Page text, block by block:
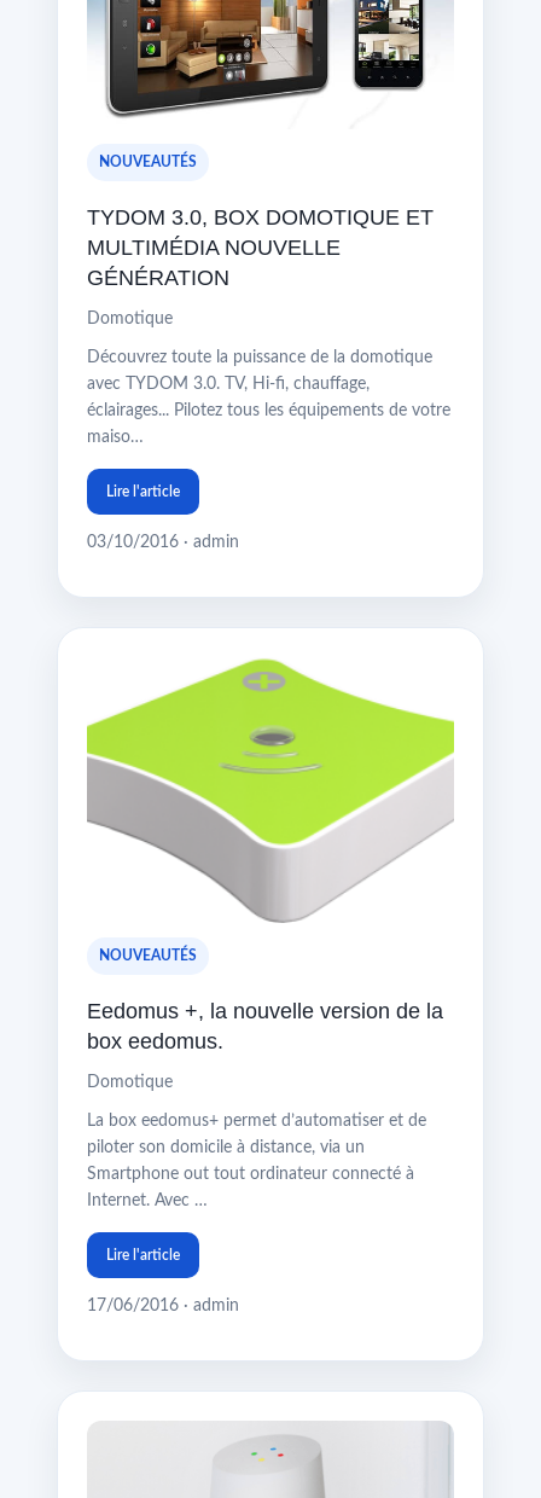
NOUVEAUTÉS
TYDOM 3.0, BOX DOMOTIQUE ET
MULTIMÉDIA NOUVELLE
GÉNÉRATION
Domotique
Découvrez toute la puissance de la domotique
avec TYDOM 3.0. TV, Hi-fi, chauffage,
éclairages... Pilotez tous les équipements de votre
maiso…
Lire l'article
03/10/2016 · admin
NOUVEAUTÉS
Eedomus +, la nouvelle version de la
box eedomus.
Domotique
La box eedomus+ permet d’automatiser et de
piloter son domicile à distance, via un
Smartphone out tout ordinateur connecté à
Internet. Avec …
Lire l'article
17/06/2016 · admin